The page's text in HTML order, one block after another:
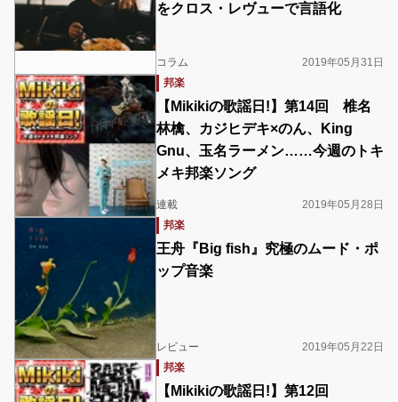
をクロス・レヴューで言語化
コラム
2019年05月31日
邦楽
【Mikikiの歌謡日!】第14回 椎名
林檎、カジヒデキ×のん、King
Gnu、玉名ラーメン……今週のトキ
メキ邦楽ソング
連載
2019年05月28日
邦楽
王舟『Big fish』究極のムード・ポ
ップ音楽
レビュー
2019年05月22日
邦楽
【Mikikiの歌謡日!】第12回